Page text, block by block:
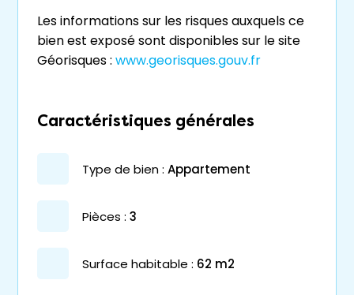
Les informations sur les risques auxquels ce
bien est exposé sont disponibles sur le site
Géorisques : www.georisques.gouv.fr
Caractéristiques générales
type de bien : appartement
pièces : 3
surface habitable : 62 m2